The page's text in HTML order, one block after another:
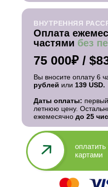
ВНУТРЕННЯЯ
75 000₽ /
Оплата
частями без
картами
Вы вносите оплату 6
рублей или 139 USD.
Даты оплаты:
летнюю цену.
ежемесячно до 25